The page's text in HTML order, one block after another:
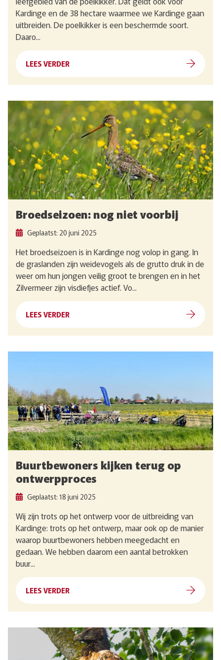
Kardinge en de 38 hectare waarmee we Kardinge gaan
uitbreiden. De poelkikker is een beschermde soort.
Daaro...
LEES VERDER
Broedseizoen: nog niet voorbij
Geplaatst: 20 juni 2025
Het broedseizoen is in Kardinge nog volop in gang. In
de graslanden zijn weidevogels als de grutto druk in de
weer om hun jongen veilig groot te brengen en in het
Zilvermeer zijn visdiefjes actief. Vo...
LEES VERDER
Buurtbewoners kijken terug op
ontwerpproces
Geplaatst: 18 juni 2025
Wij zijn trots op het ontwerp voor de uitbreiding van
Kardinge: trots op het ontwerp, maar ook op de manier
waarop buurtbewoners hebben meegedacht en
gedaan. We hebben daarom een aantal betrokken
buur...
LEES VERDER